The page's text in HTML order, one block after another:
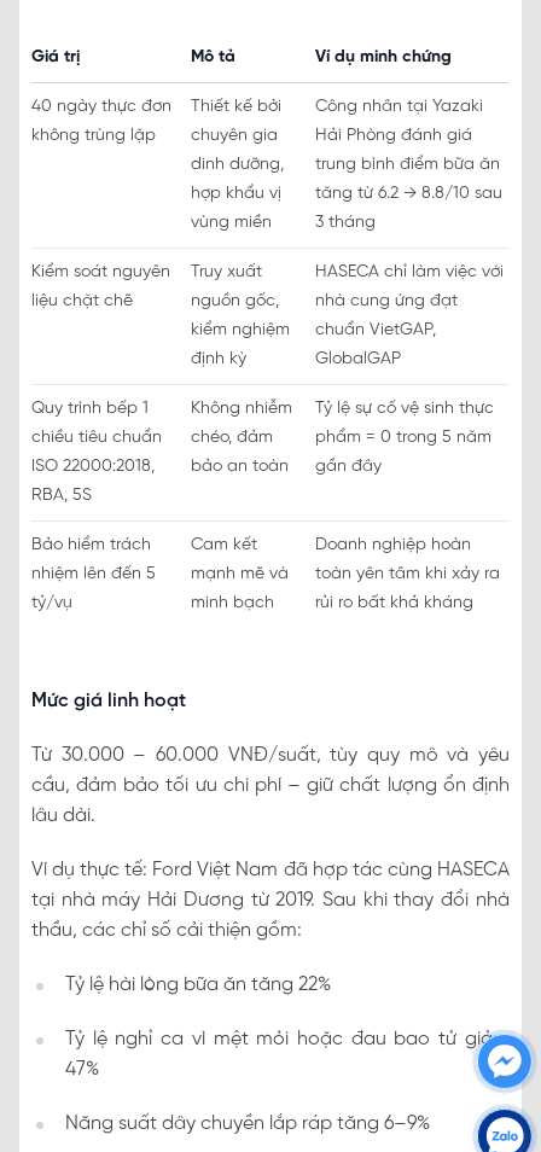
Giá trị Mô tả Ví dụ minh chứng
40 ngày thực đơn
không trùng lặp
Thiết kế bởi
chuyên gia
dinh dưỡng,
hợp khẩu vị
vùng miền
Công nhân tại Yazaki
Hải Phòng đánh giá
trung bình điểm bữa ăn
tăng từ 6.2 → 8.8/10 sau
3 tháng
Kiểm soát nguyên
liệu chặt chẽ
Truy xuất
nguồn gốc,
kiểm nghiệm
định kỳ
HASECA chỉ làm việc với
nhà cung ứng đạt
chuẩn VietGAP,
GlobalGAP
Quy trình bếp 1
chiều tiêu chuẩn
ISO 22000:2018,
RBA, 5S
Không nhiễm
chéo, đảm
bảo an toàn
Tỷ lệ sự cố vệ sinh thực
phẩm = 0 trong 5 năm
gần đây
Bảo hiểm trách
nhiệm lên đến 5
tỷ/vụ
Cam kết
mạnh mẽ và
minh bạch
Doanh nghiệp hoàn
toàn yên tâm khi xảy ra
rủi ro bất khả kháng
Mức giá linh hoạt
Từ 30.000 – 60.000 VNĐ/suất, tùy quy mô và yêu
cầu, đảm bảo tối ưu chi phí – giữ chất lượng ổn định
lâu dài.
Ví dụ thực tế: Ford Việt Nam đã hợp tác cùng HASECA
tại nhà máy Hải Dương từ 2019. Sau khi thay đổi nhà
thầu, các chỉ số cải thiện gồm:
Tỷ lệ hài lòng bữa ăn tăng 22%
Tỷ lệ nghỉ ca vì mệt mỏi hoặc đau bao tử giảm
47%
Năng suất dây chuyền lắp ráp tăng 6–9%